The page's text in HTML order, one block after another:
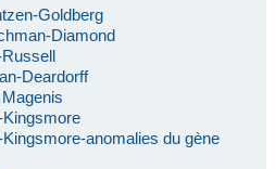
Goldberg
Diamond
Deardorff
anomalies du gène